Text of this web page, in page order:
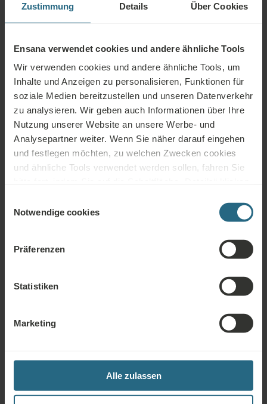
Zustimmung Details Über Cookies
Ensana verwendet cookies und andere ähnliche Tools
Wir verwenden cookies und andere ähnliche Tools, um
Inhalte und Anzeigen zu personalisieren, Funktionen für
soziale Medien bereitzustellen und unseren Datenverkehr
zu analysieren. Wir geben auch Informationen über Ihre
Nutzung unserer Website an unsere Werbe- und
Analysepartner weiter. Wenn Sie näher darauf eingehen
und festlegen möchten, zu welchen Zwecken cookies
und ähnliche Tools verwendet werden sollen, fahren Sie
Schaltfläche „Alle aktivieren“ fort.
Notwendige cookies
Präferenzen
Statistiken
Marketing
Alle zulassen
WLAN
Tagungsräume
24h
Parkhaus
Parkplatz Behindertengerecht
Nicht-
Raucher
Haustierfreundlich
Kostenlose Nutzung des hoteleigenen Wellness- und
Trinkkur
Fragen